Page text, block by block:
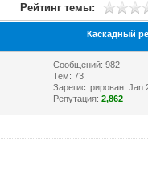
Рейтинг темы:
Каскадный
Сообщений: 982
Тем: 73
Зарегистрирован: Jan
Репутация:2,862